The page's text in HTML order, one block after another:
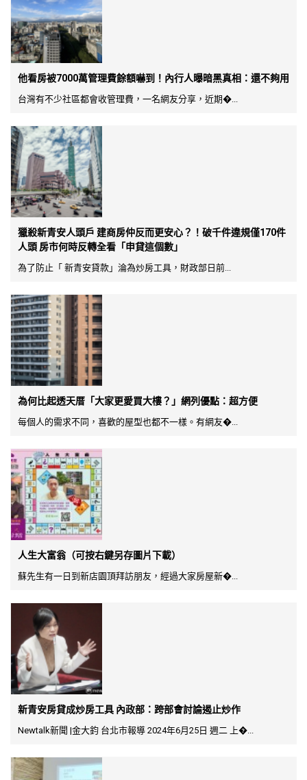
他看房被7000萬管理費餘額嚇到！內行人曝暗黑真相：還不夠用
台灣有不少社區都會收管理費，一名網友分享，近期�...
獵殺新青安人頭戶 建商房仲反而更安心？！破千件違規僅170件
人頭 房市何時反轉全看「申貸這個數」
為了防止「 新青安貸款」淪為炒房工具，財政部日前...
為何比起透天厝「大家更愛買大樓？」網列優點：超方便
每個人的需求不同，喜歡的屋型也都不一樣。有網友�...
人生大富翁（可按右鍵另存圖片下載）
蘇先生有一日到新店園頂拜訪朋友，經過大家房屋新�...
新青安房貸成炒房工具 內政部：跨部會討論遏止炒作
Newtalk新聞 |金大鈞 台北市報導 2024年6月25日 週二 上�...